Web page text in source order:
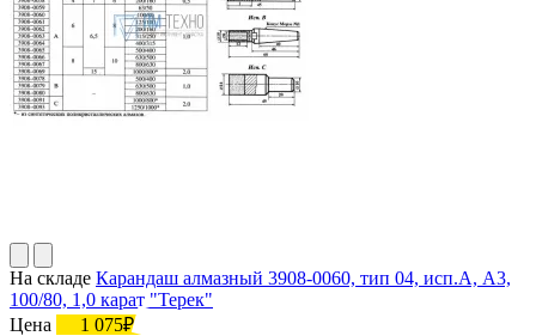
На складе Карандаш алмазный 3908-0060, тип 04, исп.А, А3,
100/80, 1,0 карат "Терек"
Цена
1 075₽